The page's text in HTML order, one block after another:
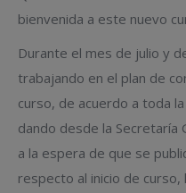
bienvenida a este nuevo
Durante el mes de julio y
trabajando en el plan de
curso, de acuerdo a toda
dando desde la Secretaría
a la espera de que se
respecto al inicio de